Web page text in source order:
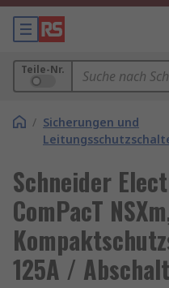
Teile-Nr.
/ Sicherungen und
Schneider
ComPacT
125A /